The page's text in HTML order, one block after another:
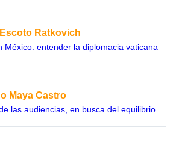
Ratkovich
México: entender la diplomacia vaticana
Maya Castro
las audiencias, en busca del equilibrio